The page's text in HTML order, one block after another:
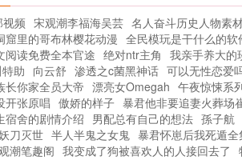
频 宋观潮李福海吴芸 名人奋斗历史人物素
窟里的哥布林樱花动漫 全民模玩是干什么的软
阅读免费全本官途 绝对ntr主角 我亲手养大的
助 向云舒 渗透之c菌黑神话 可以无性恋爱
长你家全员大帝 漂亮女Omegah 午夜惊悚系
开张原唱 傲娇的样子 暴君他非要追妻火葬场
宿舍的剧情介绍 男配总有自己的想法 孫子航
刀灭世 半人半鬼之女鬼 暴君怀崽后我死遁全
潮笔趣阁 我变成了狗被喜欢人的人接回去了